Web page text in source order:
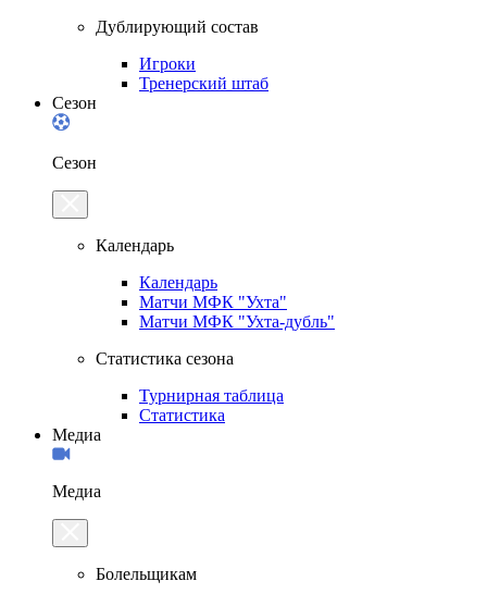
Дублирующий состав
Игроки
Тренерский штаб
Сезон
Сезон
Календарь
Календарь
Матчи МФК "Ухта"
Матчи МФК "Ухта-дубль"
Статистика сезона
Турнирная таблица
Статистика
Медиа
Медиа
Болельщикам